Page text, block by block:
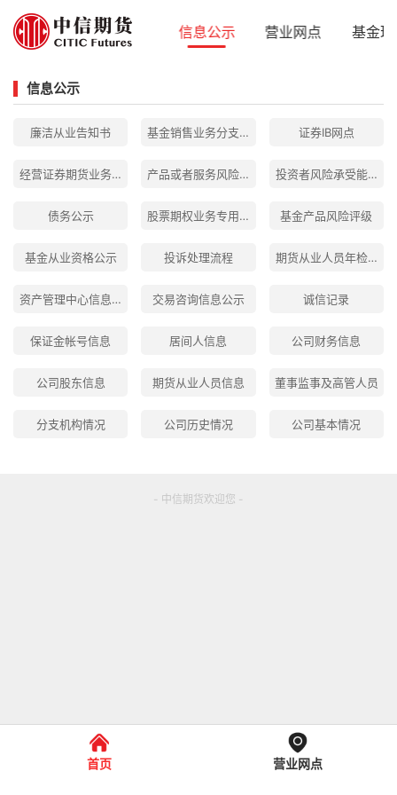
首页 关于我们 信息公示 营业网点 基金
信息公示
廉洁从业告知书 基金销售业务分支机构基本情况证券IB网点
经营证券期货业务许可证公示产品或者服务风险等级划分方法投资者风险承受能力评
债务公示 股票期权业务专用账户信息公示基金产品风险评级
基金从业资格公示 投诉处理流程 期货从业人员年检公示
资产管理中心信息公示 交易咨询信息公示 诚信记录
保证金帐号信息 居间人信息 公司财务信息
公司股东信息 期货从业人员信息 董事监事及高管人员
分支机构情况 公司历史情况 公司基本情况
- 中信期货欢迎您 -
首页 营业网点